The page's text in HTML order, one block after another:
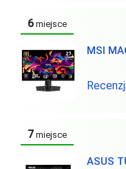
6 miejsce
MSI
7 miejsce
ASUS